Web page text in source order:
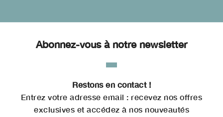
Abonnez-vous à notre newsletter
Restons en contact !
Entrez votre adresse email : recevez nos offres
exclusives et accédez à nos nouveautés